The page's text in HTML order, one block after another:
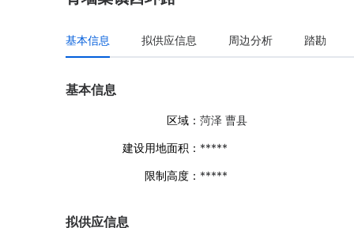
基本信息 拟供应信息 周边分析 踏勘
基本信息
区域： 菏泽 曹县
建设用地面积： *****
限制高度： *****
拟供应信息